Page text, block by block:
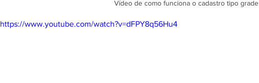
Vídeo de como funciona o cadastro tipo grade
https://www.youtube.com/watch?v=dFPY8q56Hu4